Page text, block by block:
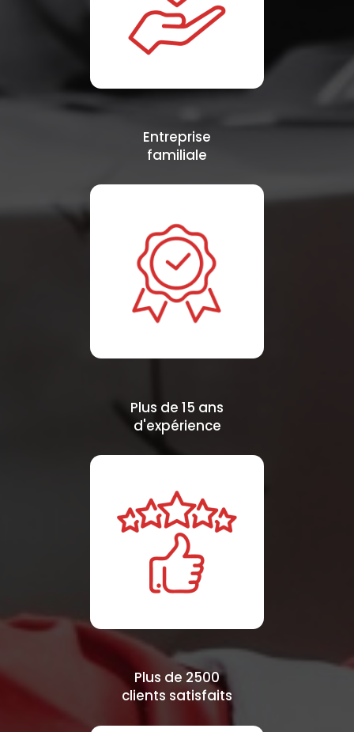
Entreprise
familiale
Plus de 15 ans
d'expérience
Plus de 2500
clients satisfaits